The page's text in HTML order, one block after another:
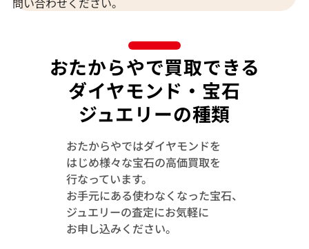
K14/K14WG トルマリン・ダイヤモンド
0.22・D0.76ct
参考買取価格
Pt･Pm850 バイ
おたからやで買取できる
ダイヤモンド・宝石
ジュエリーの種類
おたからやではダイヤモンドを
はじめ様々な宝石の高価買取を
行なっています。
お手元にある使わなくなった宝石、
ジュエリーの査定にお気軽に
お申し込みください。